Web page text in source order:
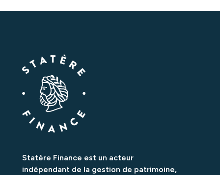
Statère Finance est un acteur
indépendant de la gestion de patrimoine,